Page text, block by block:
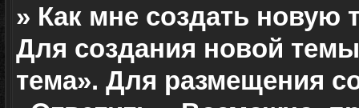
» Как мне создать новую
Для создания новой
тема». Для размещения